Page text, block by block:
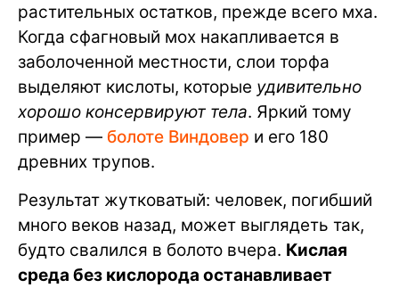
растительных остатков, прежде всего мха.
Когда сфагновый мох накапливается в
заболоченной местности, слои торфа
выделяют кислоты, которые удивительно
хорошо консервируют тела. Яркий тому
пример — болоте Виндовер и его 180
древних трупов.
Результат жутковатый: человек, погибший
много веков назад, может выглядеть так,
будто свалился в болото вчера. Кислая
среда без кислорода останавливает